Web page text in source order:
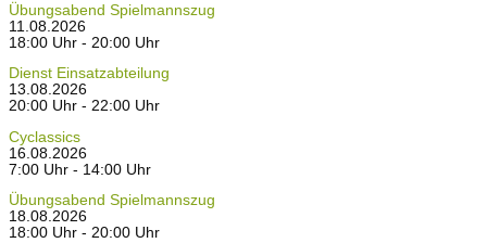
Übungsabend Spielmannszug
11.08.2026
18:00 Uhr - 20:00 Uhr
Dienst Einsatzabteilung
13.08.2026
20:00 Uhr - 22:00 Uhr
Cyclassics
16.08.2026
7:00 Uhr - 14:00 Uhr
Übungsabend Spielmannszug
18.08.2026
18:00 Uhr - 20:00 Uhr